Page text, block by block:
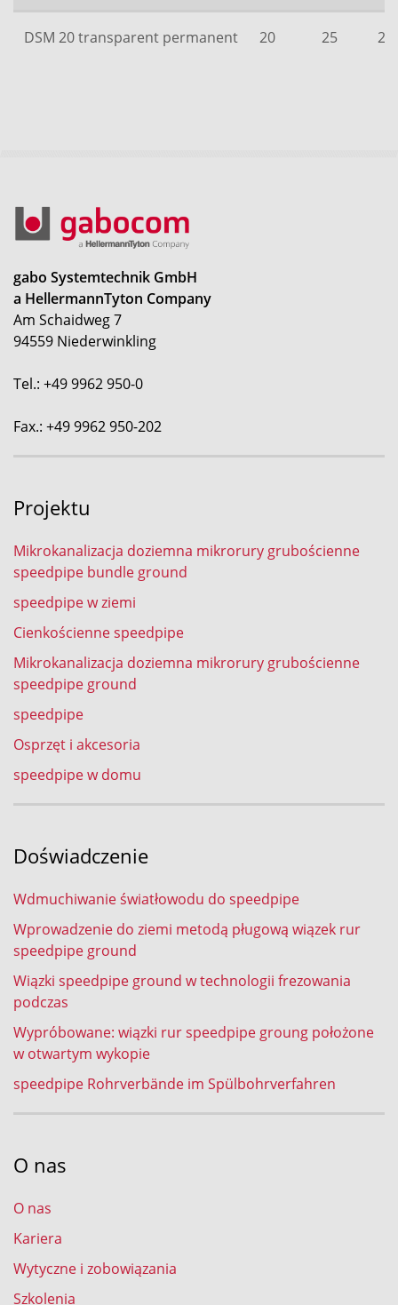
DSM 20 transparent permanent 20 25
gabo Systemtechnik GmbH
a HellermannTyton Company
Am Schaidweg 7
94559 Niederwinkling
Tel.: +49 9962 950-0
Fax.: +49 9962 950-202
Projektu
Mikrokanalizacja doziemna mikrorury grubościenne
speedpipe bundle ground
speedpipe w ziemi
Cienkościenne speedpipe
Mikrokanalizacja doziemna mikrorury grubościenne
speedpipe ground
speedpipe
Osprzęt i akcesoria
speedpipe w domu
Doświadczenie
Wdmuchiwanie światłowodu do speedpipe
Wprowadzenie do ziemi metodą pługową wiązek rur
speedpipe ground
Wiązki speedpipe ground w technologii frezowania
podczas
Wypróbowane: wiązki rur speedpipe groung położone
w otwartym wykopie
speedpipe Rohrverbände im Spülbohrverfahren
O nas
O nas
Kariera
Wytyczne i zobowiązania
Szkolenia